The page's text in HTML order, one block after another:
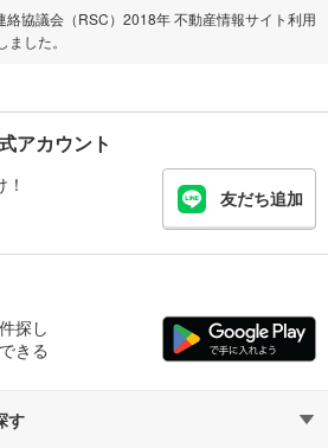
絡協議会（RSC）2018年 不動産情報サイト利用
した。
アカウント
友だち追加
探し
きる
す